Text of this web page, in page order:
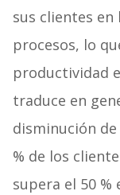
sus clientes
procesos, lo
productividad
traduce en
disminución
% de los
supera el 50